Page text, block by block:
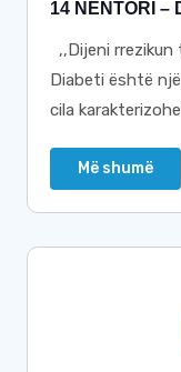
14 NËNTORI –
,,Dijeni
Diabeti është
cila
Më shumë